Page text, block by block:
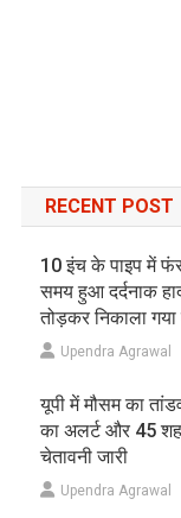
RECENT POST
10 इंच के पाइप में
समय हुआ दर्दनाक
तोड़कर निकाला
Upendra Agrawal
यूपी में मौसम का
का अलर्ट और 45
चेतावनी जारी
Upendra Agrawal